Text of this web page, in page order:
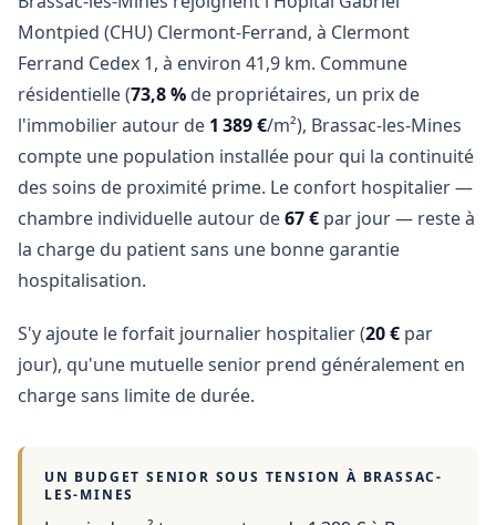
Montpied (CHU) Clermont-Ferrand, à Clermont
Ferrand Cedex 1, à environ 41,9 km. Commune
résidentielle (73,8 % de propriétaires, un prix de
l'immobilier autour de 1 389 €/m²), Brassac-les-Mines
compte une population installée pour qui la continuité
des soins de proximité prime. Le confort hospitalier —
chambre individuelle autour de67 € par jour — reste à
la charge du patient sans une bonne garantie
hospitalisation.
S'y ajoute le forfait journalier hospitalier (20 € par
jour), qu'une mutuelle senior prend généralement en
charge sans limite de durée.
UN BUDGET SENIOR SOUS TENSION À BRASSAC-
LES-MINES